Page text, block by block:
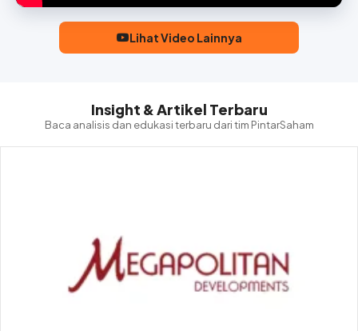
Lihat Video Lainnya
Insight & Artikel Terbaru
Baca analisis dan edukasi terbaru dari tim PintarSaham